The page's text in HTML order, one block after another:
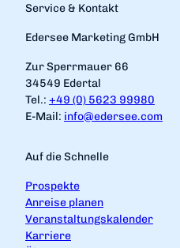
Service & Kontakt
Edersee Marketing GmbH
Zur Sperrmauer 66
34549 Edertal
Tel.: +49 (0) 5623 99980
E-Mail: info@edersee.com
Auf die Schnelle
Prospekte
Anreise planen
Veranstaltungskalender
Karriere